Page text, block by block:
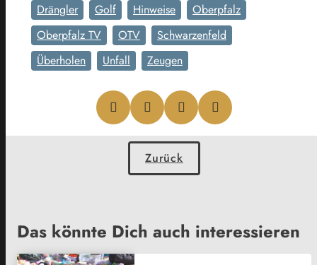
Drängler
Golf Hinweise
Oberpfalz
Oberpfalz TV
OTV
Schwarzenfeld
Überholen
Unfall Zeugen
Zurück
Das könnte Dich auch interessieren